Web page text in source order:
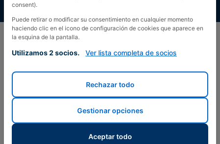
consent).
Puede retirar o modificar su consentimiento en cualquier momento
haciendo clic en el icono de configuración de cookies que aparece en
la esquina de la pantalla.
Utilizamos 2 socios. Ver lista completa de socios
Rechazar todo
Gestionar opciones
Aceptar todo